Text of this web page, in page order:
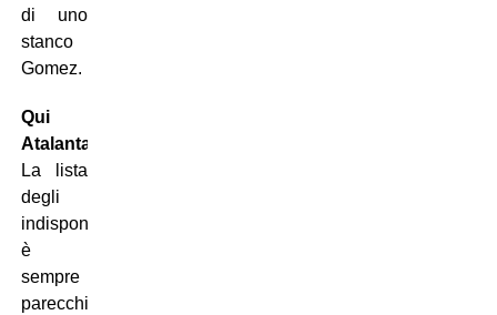
di uno
stanco
Gomez.
Qui
Atalanta:
La lista
degli
indisponibili
è
sempre
parecchio